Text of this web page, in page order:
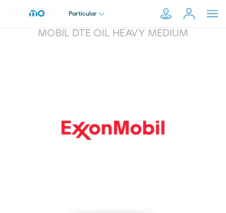
Particular
Distribuidor
MOBIL DTE OIL HEAVY MEDIUM